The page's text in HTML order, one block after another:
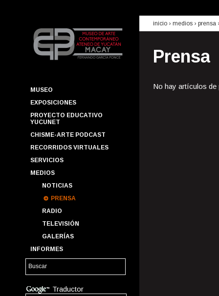
MUSEO
EXPOSICIONES
PROYECTO EDUCATIVO
YUCUNET
CHISME-ARTE PODCAST
RECORRIDOS VIRTUALES
SERVICIOS
MEDIOS
NOTICIAS
PRENSA
RADIO
TELEVISIÓN
GALERÍAS
INFORMES
Traductor
inicio › medios › prensa
Prensa
No hay artículos de